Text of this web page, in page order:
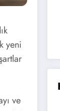
yeni
ve